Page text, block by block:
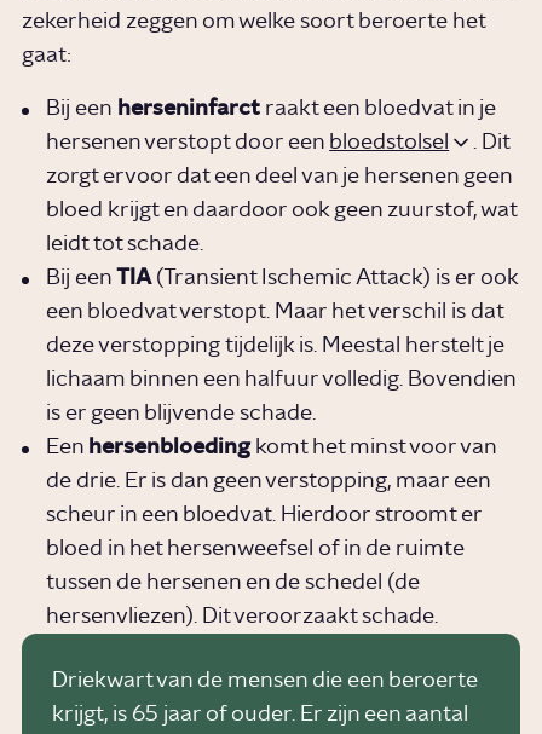
zekerheid zeggen om welke soort beroerte het
gaat:
Bij een herseninfarct raakt een bloedvat in je
hersenen verstopt door een bloedstolsel
. Dit
zorgt ervoor dat een deel van je hersenen geen
bloed krijgt en daardoor ook geen zuurstof, wat
leidt tot schade.
Bij een TIA(Transient Ischemic Attack) is er ook
een bloedvat verstopt. Maar het verschil is dat
deze verstopping tijdelijk is. Meestal herstelt je
lichaam binnen een halfuur volledig. Bovendien
is er geen blijvende schade.
Een hersenbloeding komt het minst voor van
de drie. Er is dan geen verstopping, maar een
scheur in een bloedvat. Hierdoor stroomt er
bloed in het hersenweefsel of in de ruimte
tussen de hersenen en de schedel (de
hersenvliezen). Dit veroorzaakt schade.
Driekwart van de mensen die een beroerte
krijgt, is 65 jaar of ouder. Er zijn een aantal